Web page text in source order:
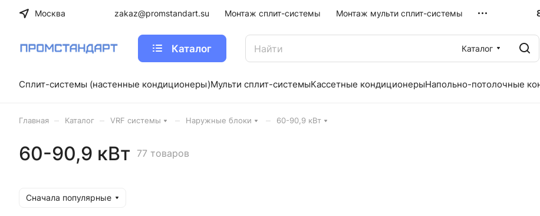
Москва zakaz@promstandart.su Монтаж сплит-системы Монтаж мульти сплит-системы
Каталог
Каталог
Сплит-системы (настенные кондиционеры)Мульти сплит-системыКассетные кондиционерыНапольно-потолочные
Главная Каталог VRF системы Наружные блоки 60-90,9 кВт
60-90,9 кВт 77 товаров
Сначала популярные